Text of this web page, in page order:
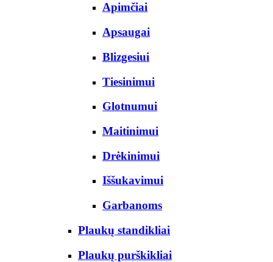
Apimčiai
Apsaugai
Blizgesiui
Tiesinimui
Glotnumui
Maitinimui
Drėkinimui
Iššukavimui
Garbanoms
Plaukų standikliai
Plaukų purškikliai